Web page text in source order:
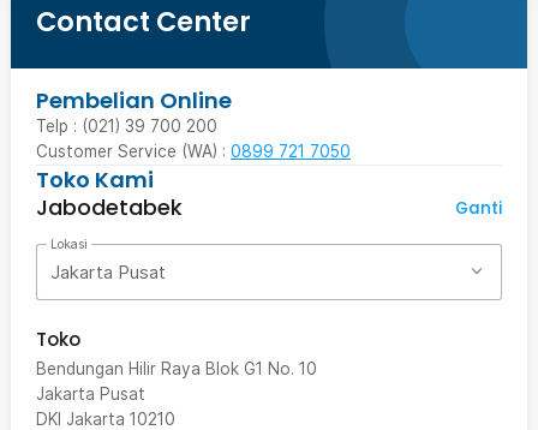
Contact Center
Pembelian Online
Telp : (021) 39 700 200
Customer Service (WA) : 0899 721 7050
Toko Kami
Jabodetabek
Ganti
Lokasi
Jakarta Pusat
Toko
Bendungan Hilir Raya Blok G1 No. 10
Jakarta Pusat
DKI Jakarta 10210